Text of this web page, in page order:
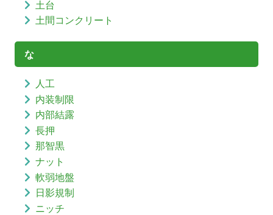
土台
土間コンクリート
な
人工
内装制限
内部結露
長押
那智黒
ナット
軟弱地盤
日影規制
ニッチ